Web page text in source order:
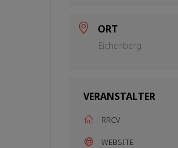
ORT
Eichenberg
VERANSTALTER
RRCV
WEBSITE